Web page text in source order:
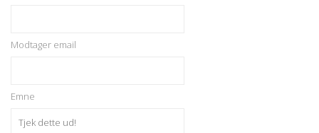
Modtager email
Emne